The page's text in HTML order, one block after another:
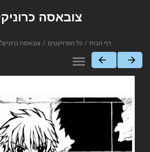
צובאסה
דף הבית כל הפרויקטים צובאסה כרוניקל